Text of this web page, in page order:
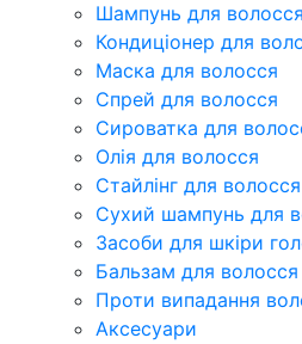
Шампунь для волосся
Кондиціонер для
Маска для волосся
Спрей для волосся
Сироватка для
Олія для волосся
Стайлінг для волосся
Сухий шампунь для
Засоби для шкіри
Бальзам для волосся
Проти випадання
Аксесуари